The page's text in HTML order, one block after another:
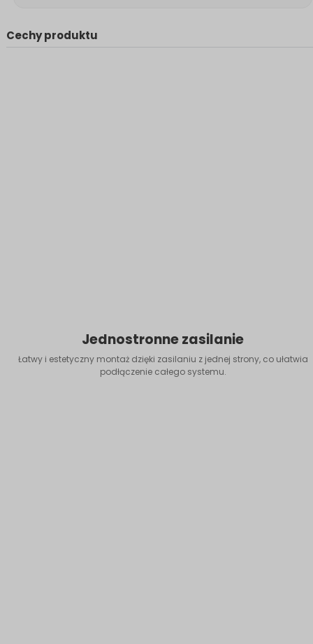
Cechy produktu
Jednostronne zasilanie
Łatwy i estetyczny montaż dzięki zasilaniu z jednej strony, co ułatwia
podłączenie całego systemu.